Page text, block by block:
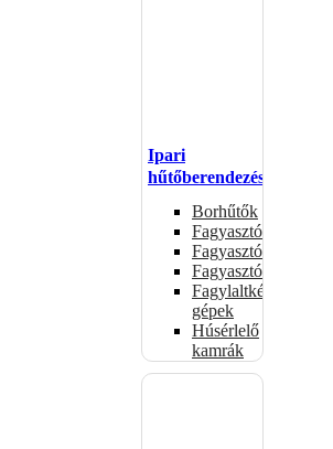
Ipari
hűtőberendezések
Borhűtők
Fagyasztóasztalok
Fagyasztóládák
Fagyasztószekrények
Fagylaltkészítő
gépek
Húsérlelő
kamrák